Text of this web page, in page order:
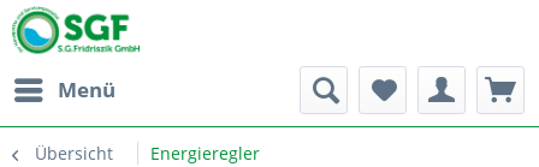
Menü
Übersicht Energieregler